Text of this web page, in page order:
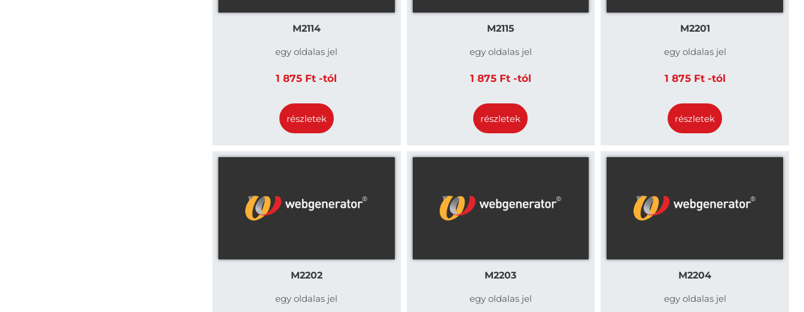
M2114
egy oldalas jel
1 875 Ft -tól
részletek
M2115
egy oldalas jel
1 875 Ft -tól
részletek
M2201
egy oldalas jel
1 875 Ft -tól
részletek
M2202
egy oldalas jel
M2203
egy oldalas jel
M2204
egy oldalas jel